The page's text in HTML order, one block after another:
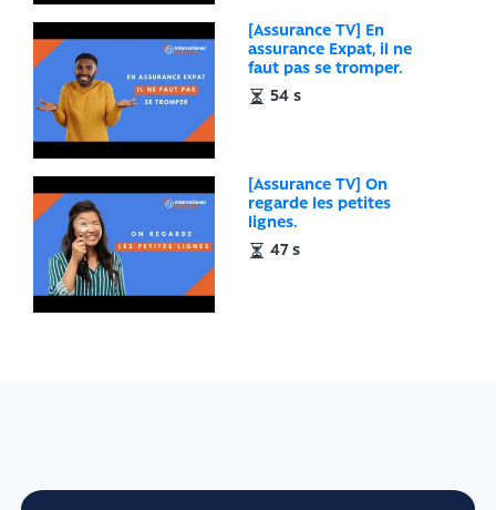
[Assurance TV] En
assurance Expat, il ne
faut pas se tromper.
54 s
[Assurance TV] On
regarde les petites
lignes.
47 s